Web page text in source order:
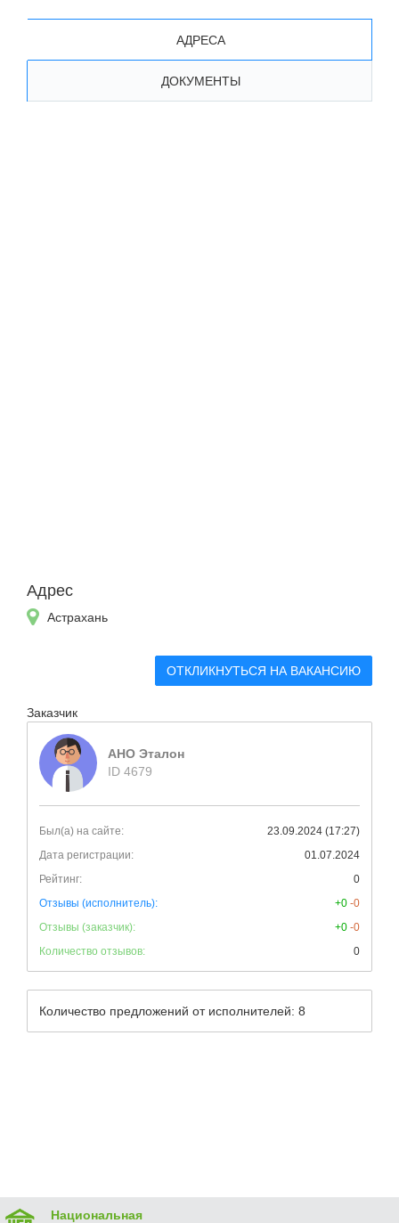
АДРЕСА
ДОКУМЕНТЫ
Адрес
Астрахань
ОТКЛИКНУТЬСЯ НА ВАКАНСИЮ
Заказчик
АНО Эталон
ID 4679
Был(а) на сайте:
23.09.2024 (17:27)
Дата регистрации:
01.07.2024
Рейтинг:
0
Отзывы (исполнитель):
+0 -0
Отзывы (заказчик):
+0 -0
Количество отзывов:
0
Количество предложений от исполнителей: 8
Национальная